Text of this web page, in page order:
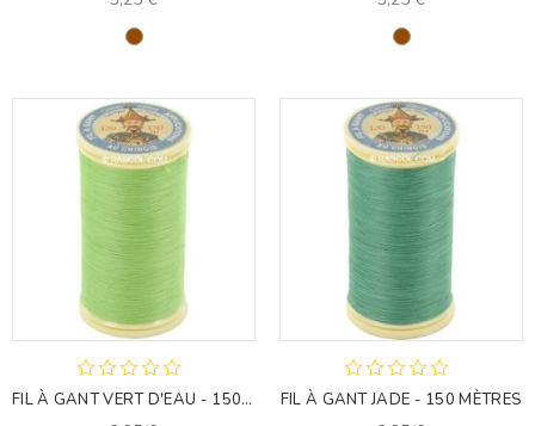
Marron
Marron
FIL À GANT VERT D'EAU - 150 MÈTRES FIL À GANT JADE - 150 MÈTRES